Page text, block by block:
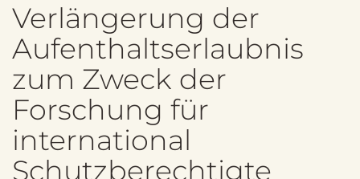
Verlängerung der
Aufenthaltserlaubnis
zum Zweck der
Forschung für
international
Schutzberechtigte